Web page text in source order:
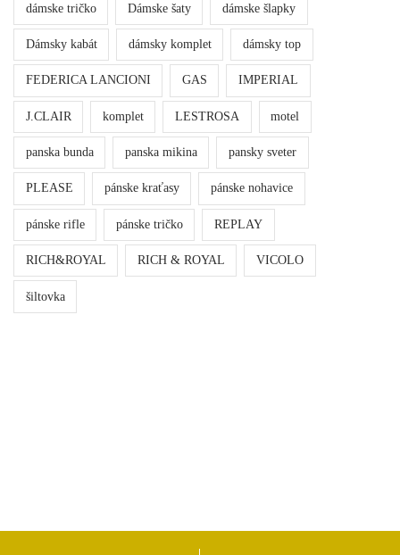
dámske tričko Dámske šaty dámske šlapky
Dámsky kabát dámsky komplet dámsky top
FEDERICA LANCIONI GAS IMPERIAL
J.CLAIR komplet LESTROSA motel
panska bunda panska mikina pansky sveter
PLEASE pánske kraťasy pánske nohavice
pánske rifle pánske tričko REPLAY
RICH&ROYAL RICH & ROYAL VICOLO
šiltovka